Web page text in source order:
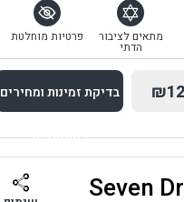
מתאים לציבור
הדתי
פרטיות מוחלטת
בדיקת זמינות ומחירים
למתחם זה
בדיקת זמינות ומחירים